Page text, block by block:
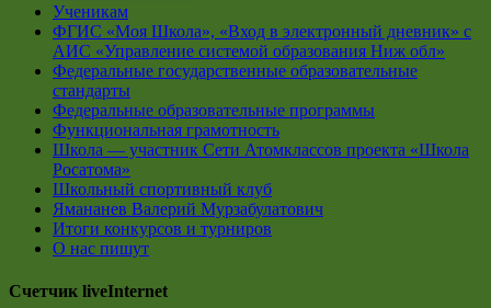
Ученикам
ФГИС «Моя Школа», «Вход в электронный дневник» с
АИС «Управление системой образования Ниж обл»
Федеральные государственные образовательные
стандарты
Федеральные образовательные программы
Функциональная грамотность
Школа — участник Сети Атомклассов проекта «Школа
Росатома»
Школьный спортивный клуб
Ямананев Валерий Мурзабулатович
Итоги конкурсов и турниров
О нас пишут
Счетчик liveInternet